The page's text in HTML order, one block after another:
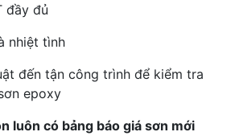
đầy đủ
nhiệt tình
đến tận công trình để kiểm tra
epoxy
luôn có bảng báo giá sơn mới